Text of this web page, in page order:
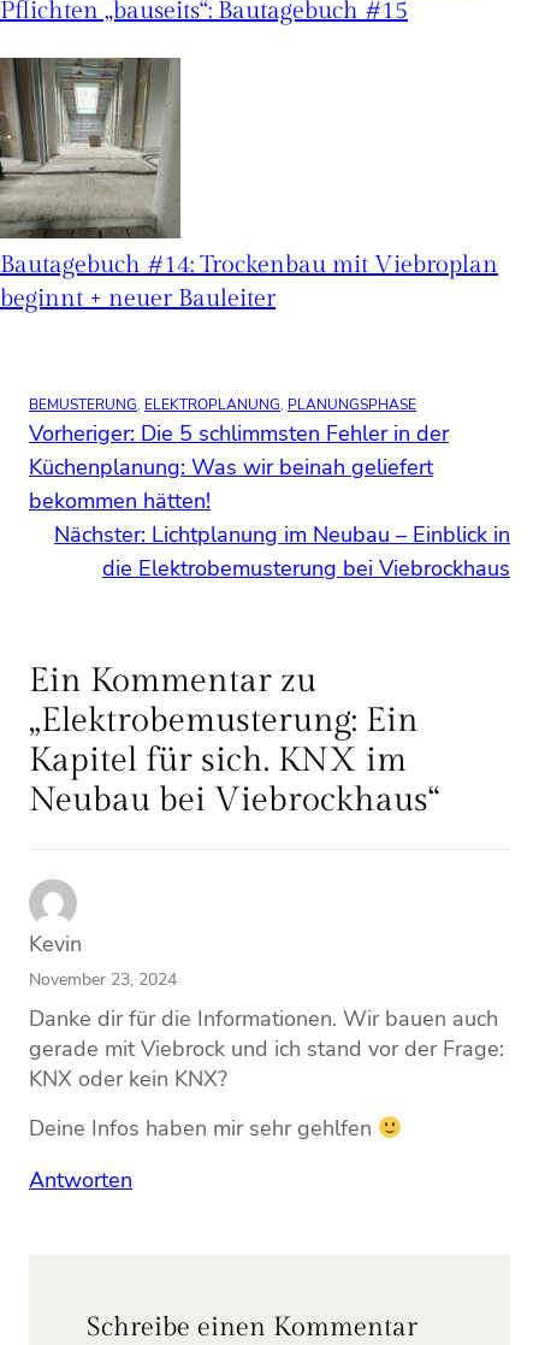
Pflichten „bauseits“: Bautagebuch #15
Bautagebuch #14: Trockenbau mit Viebroplan
beginnt + neuer Bauleiter
BEMUSTERUNG, ELEKTROPLANUNG, PLANUNGSPHASE
Vorheriger: Die 5 schlimmsten Fehler in der
Küchenplanung: Was wir beinah geliefert
bekommen hätten!
Nächster: Lichtplanung im Neubau – Einblick in
die Elektrobemusterung bei Viebrockhaus
Ein Kommentar zu
„Elektrobemusterung: Ein
Kapitel für sich. KNX im
Neubau bei Viebrockhaus“
Kevin
November 23, 2024
Danke dir für die Informationen. Wir bauen auch
gerade mit Viebrock und ich stand vor der Frage:
KNX oder kein KNX?
Deine Infos haben mir sehr gehlfen
Antworten
Schreibe einen Kommentar